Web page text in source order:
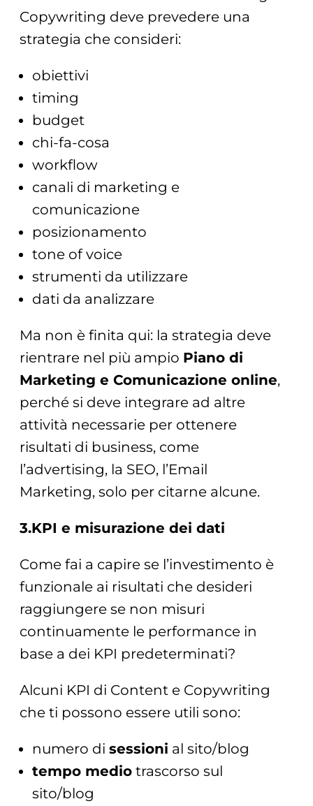
Copywriting deve prevedere una
strategia che consideri:
obiettivi
timing
budget
chi-fa-cosa
workflow
canali di marketing e
comunicazione
posizionamento
tone of voice
strumenti da utilizzare
dati da analizzare
Ma non è finita qui: la strategia deve
rientrare nel più ampio Piano di
Marketing e Comunicazione online,
perché si deve integrare ad altre
attività necessarie per ottenere
risultati di business, come
l’advertising, la SEO, l’Email
Marketing, solo per citarne alcune.
3.KPI e misurazione dei dati
Come fai a capire se l’investimento è
funzionale ai risultati che desideri
raggiungere se non misuri
continuamente le performance in
base a dei KPI predeterminati?
Alcuni KPI di Content e Copywriting
che ti possono essere utili sono:
numero di sessioni al sito/blog
tempo mediotrascorso sul
sito/blog